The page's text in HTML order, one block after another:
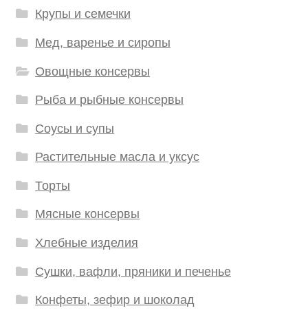
Крупы и семечки
Мед, варенье и сиропы
Овощные консервы
Рыба и рыбные консервы
Соусы и супы
Растительные масла и уксус
Торты
Мясные консервы
Хлебные изделия
Сушки, вафли, пряники и печенье
Конфеты, зефир и шоколад